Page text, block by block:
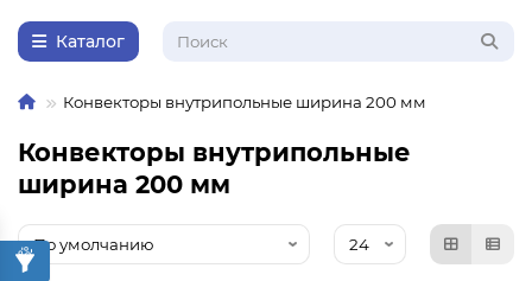
Каталог
Конвекторы внутрипольные ширина 200 мм
Конвекторы внутрипольные
ширина 200 мм